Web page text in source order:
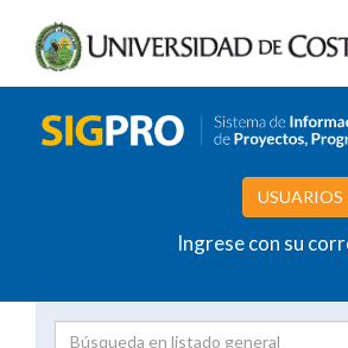
USUARIOS
Ingrese con su